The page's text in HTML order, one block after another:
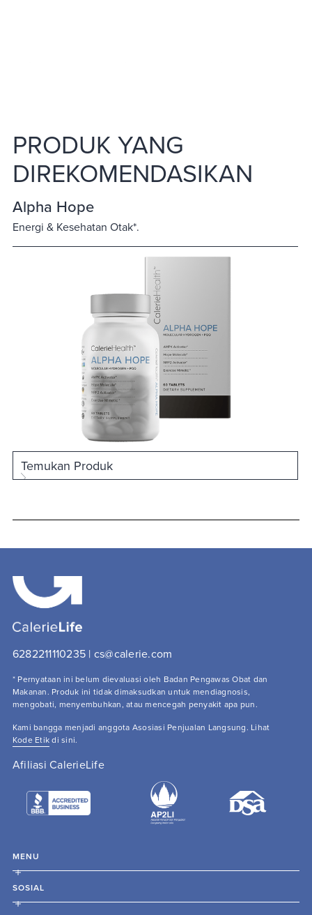
PRODUK YANG
DIREKOMENDASIKAN
Alpha Hope
Energi & Kesehatan Otak*.
Temukan Produk
6282211110235 | cs@calerie.com
* Pernyataan ini belum dievaluasi oleh Badan Pengawas Obat dan
Makanan. Produk ini tidak dimaksudkan untuk mendiagnosis,
mengobati, menyembuhkan, atau mencegah penyakit apa pun.
Kode Etik di sini.
Afiliasi CalerieLife
MENU
SOSIAL